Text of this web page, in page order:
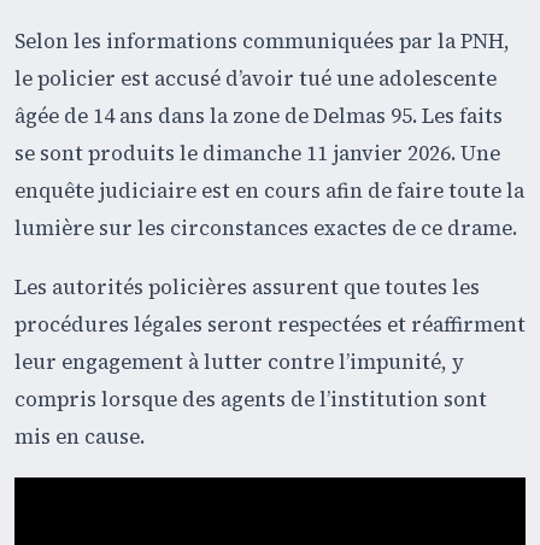
Selon les informations communiquées par la PNH,
le policier est accusé d’avoir tué une adolescente
âgée de 14 ans dans la zone de Delmas 95. Les faits
se sont produits le dimanche 11 janvier 2026. Une
enquête judiciaire est en cours afin de faire toute la
lumière sur les circonstances exactes de ce drame.
Les autorités policières assurent que toutes les
procédures légales seront respectées et réaffirment
leur engagement à lutter contre l’impunité, y
compris lorsque des agents de l’institution sont
mis en cause.